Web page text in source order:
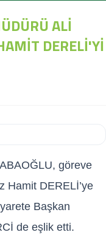
ALİ
DERELİ'Yİ
göreve
Hamit DERELİ’ye
Başkan
de eşlik etti.